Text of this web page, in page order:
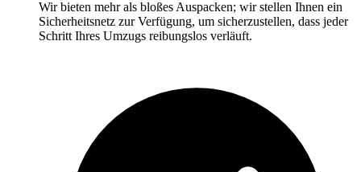
Wir bieten mehr als bloßes Auspacken; wir stellen Ihnen ein
Sicherheitsnetz zur Verfügung, um sicherzustellen, dass jeder
Schritt Ihres Umzugs reibungslos verläuft.